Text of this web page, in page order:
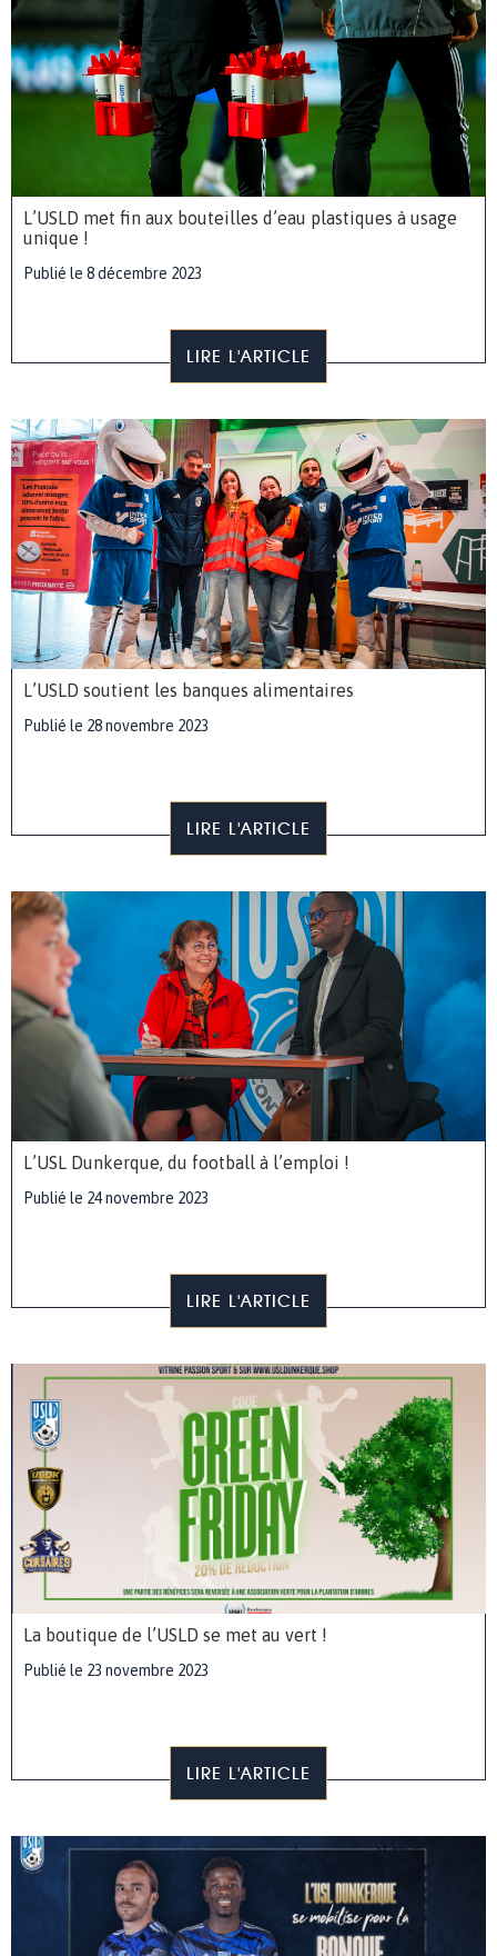
L’USLD met fin aux bouteilles d’eau plastiques à usage
unique !
Publié le 8 décembre 2023
LIRE L'ARTICLE
L’USLD soutient les banques alimentaires
Publié le 28 novembre 2023
LIRE L'ARTICLE
L’USL Dunkerque, du football à l’emploi !
Publié le 24 novembre 2023
LIRE L'ARTICLE
La boutique de l’USLD se met au vert !
Publié le 23 novembre 2023
LIRE L'ARTICLE